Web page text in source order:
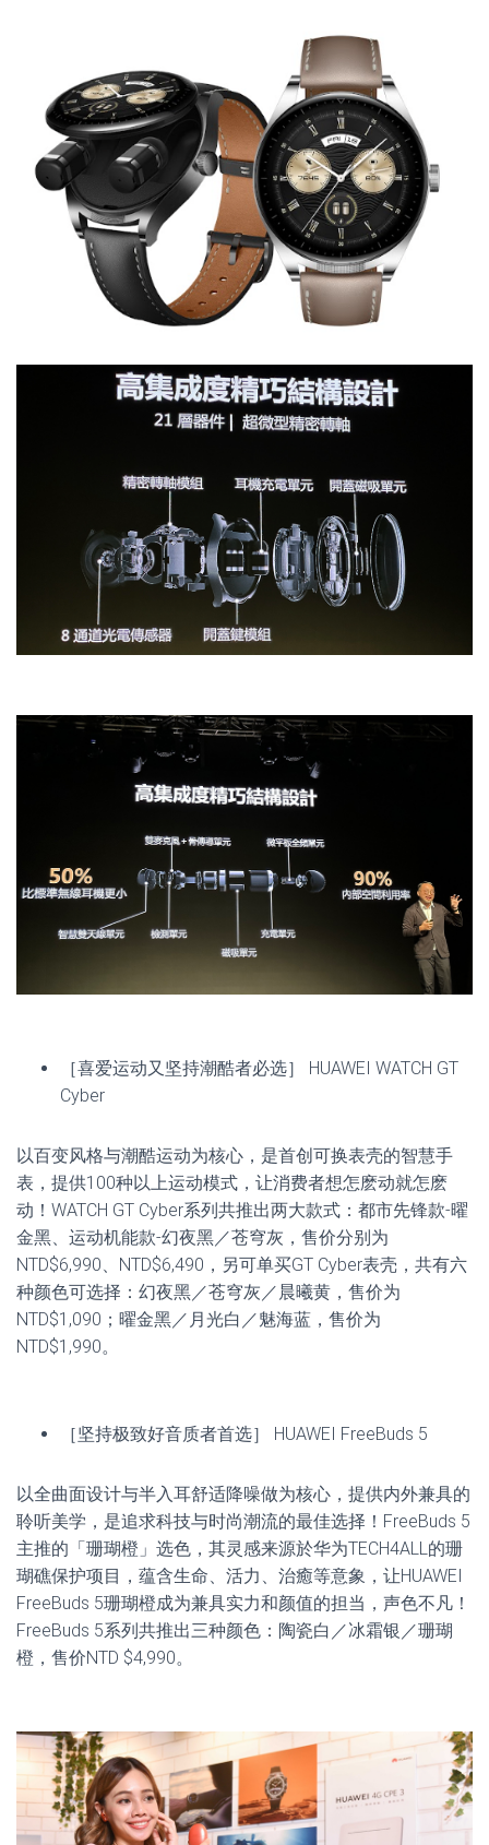
［喜爱运动又坚持潮酷者必选］ HUAWEI WATCH GT
Cyber
以百变风格与潮酷运动为核心，是首创可换表壳的智慧手
表，提供100种以上运动模式，让消费者想怎麽动就怎麽
动！WATCH GT Cyber系列共推出两大款式：都市先锋款-曜
金黑、运动机能款-幻夜黑／苍穹灰，售价分别为
NTD$6,990、NTD$6,490，另可单买GT Cyber表壳，共有六
种颜色可选择：幻夜黑／苍穹灰／晨曦黄，售价为
NTD$1,090；曜金黑／月光白／魅海蓝，售价为
NTD$1,990。
［坚持极致好音质者首选］ HUAWEI FreeBuds 5
以全曲面设计与半入耳舒适降噪做为核心，提供内外兼具的
聆听美学，是追求科技与时尚潮流的最佳选择！FreeBuds 5
主推的「珊瑚橙」选色，其灵感来源於华为TECH4ALL的珊
瑚礁保护项目，蕴含生命、活力、治癒等意象，让HUAWEI
FreeBuds 5珊瑚橙成为兼具实力和颜值的担当，声色不凡！
FreeBuds 5系列共推出三种颜色：陶瓷白／冰霜银／珊瑚
橙，售价NTD $4,990。